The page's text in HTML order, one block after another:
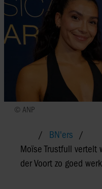
© ANP
BN'ers
Moïse Trustfull vertelt
der Voort zo goed